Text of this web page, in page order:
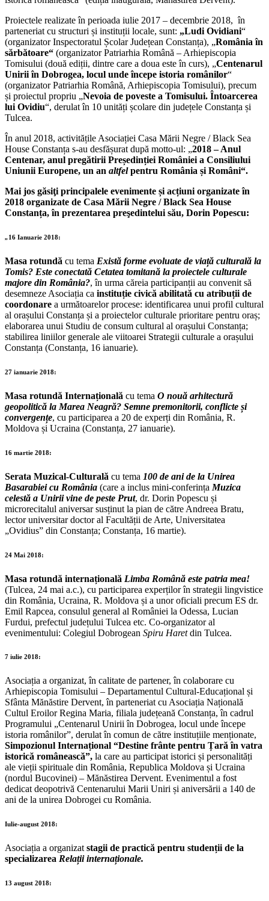
Proiectele realizate în perioada iulie 2017 – decembrie 2018, în
parteneriat cu structuri și instituții locale, sunt: „Ludi Ovidiani“
(organizator Inspectoratul Școlar Județean Constanța), „România în
sărbătoare“ (organizator Patriarhia Română – Arhiepiscopia
Tomisului (două ediții, dintre care a doua este în curs), „Centenarul
Unirii în Dobrogea, locul unde începe istoria românilor“
(organizator Patriarhia Română, Arhiepiscopia Tomisului), precum
și proiectul propriu „Nevoia de poveste a Tomisului. Întoarcerea
lui Ovidiu“, derulat în 10 unități școlare din județele Constanța și
Tulcea.
În anul 2018, activitățile Asociației Casa Mării Negre / Black Sea
House Constanța s-au desfășurat după motto-ul: „2018 – Anul
Centenar, anul pregătirii Președinției României a Consiliului
Uniunii Europene, un an altfelpentru România și Români“.
Mai jos găsiţi principalele evenimente și acțiuni organizate în
2018 organizate de Casa Mării Negre / Black Sea House
Constanța, în prezentarea preşedintelui său, Dorin Popescu:
„16 Ianuarie 2018:
Masa rotundă cu tema Există forme evoluate de viață culturală la
Tomis? Este conectată Cetatea tomitană la proiectele culturale
majore din România?, în urma căreia participanții au convenit să
desemneze Asociația ca instituție civică abilitată cu atribuții de
coordonare a următoarelor procese: identificarea unui profil cultural
al orașului Constanța și a proiectelor culturale prioritare pentru oraș;
elaborarea unui Studiu de consum cultural al orașului Constanța;
stabilirea liniilor generale ale viitoarei Strategii culturale a orașului
Constanța (Constanța, 16 ianuarie).
27 ianuarie 2018:
Masa rotundă Internațională cu tema O nouă arhitectură
geopolitică la Marea Neagră? Semne premonitorii, conflicte și
convergențe, cu participarea a 20 de experți din România, R.
Moldova și Ucraina (Constanța, 27 ianuarie).
16 martie 2018:
Serata Muzical-Culturală cu tema 100 de ani de la Unirea
Basarabiei cu România (care a inclus mini-conferința Muzica
celestă a Unirii vine de peste Prut, dr. Dorin Popescu și
microrecitalul aniversar susținut la pian de către Andreea Bratu,
lector universitar doctor al Facultății de Arte, Universitatea
„Ovidius” din Constanța; Constanța, 16 martie).
24 Mai 2018:
Masa rotundă internațională Limba Română este patria mea!
(Tulcea, 24 mai a.c.), cu participarea experților în strategii lingvistice
din România, Ucraina, R. Moldova și a unor oficiali precum ES dr.
Emil Rapcea, consulul general al României la Odessa, Lucian
Furdui, prefectul județului Tulcea etc. Co-organizator al
evenimentului: Colegiul Dobrogean Spiru Haretdin Tulcea.
7 iulie 2018:
Asociația a organizat, în calitate de partener, în colaborare cu
Arhiepiscopia Tomisului – Departamentul Cultural-Educațional și
Sfânta Mănăstire Dervent, în parteneriat cu Asociația Națională
Cultul Eroilor Regina Maria, filiala județeană Constanța, în cadrul
Programului „Centenarul Unirii în Dobrogea, locul unde începe
istoria românilor”, derulat în comun de către instituțiile menționate,
Simpozionul Internațional “Destine frânte pentru Țară în vatra
istorică românească”, la care au participat istorici și personalități
ale vieții spirituale din România, Republica Moldova și Ucraina
(nordul Bucovinei) – Mănăstirea Dervent. Evenimentul a fost
dedicat deopotrivă Centenarului Marii Uniri și aniversării a 140 de
ani de la unirea Dobrogei cu România.
Iulie-august 2018:
Asociația a organizat stagii de practică pentru studenții de la
specializarea Relații internaționale.
13 august 2018: